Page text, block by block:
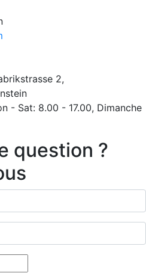
2,
- Sat: 8.00 - 17.00, Dimanche
question ?